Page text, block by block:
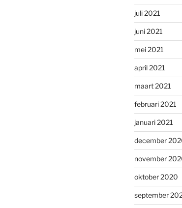
juli 2021
juni 2021
mei 2021
april 2021
maart 2021
februari 2021
januari 2021
december
november
oktober 2020
september